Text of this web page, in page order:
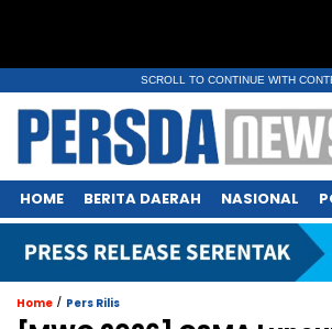
SCROLL TO CONTINUE WITH
HOME BERITA DAERAH NASIONAL
Home / Pers Rilis